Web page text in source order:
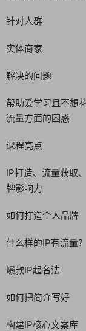
针对人群
实体商家
解决的问题
帮助爱学习且不想
流量方面的困惑
课程亮点
IP打造、流量获取
牌影响力
如何打造个人品牌
什么样的IP有流量?
爆款IP起名法
如何把简介写好
构建IP核心文案库